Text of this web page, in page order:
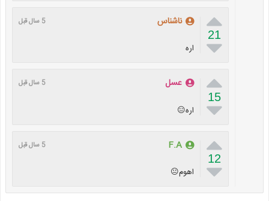

21

ناشناس 5 سال قبل
اره

15

عسل 5 سال قبل
اره😑

12

F.A 5 سال قبل
اهوم😐